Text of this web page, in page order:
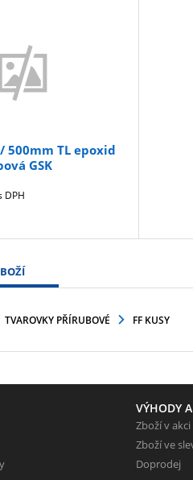
500mm TL epoxid
GSK
DPH
TVAROVKY PŘÍRUBOVÉ FF KUSY
VÝHODY
Zboží v akci
Zboží ve
Doprodej